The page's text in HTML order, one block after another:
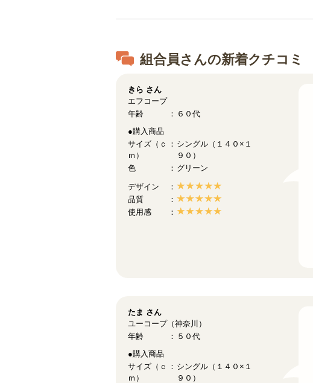
組合員さんの新着クチコミ
きら さん
エフコープ
年齢
６０代
●購入商品
サイズ（ｃ
ｍ）
シングル（１４０×１
９０）
色
グリーン
デザイン
品質
使用感
たま さん
ユーコープ（神奈川）
年齢
５０代
●購入商品
サイズ（ｃ
ｍ）
シングル（１４０×１
９０）